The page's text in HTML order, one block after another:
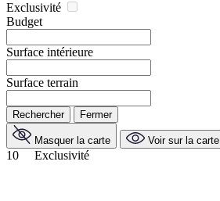
Exclusivité
Budget
Surface intérieure
Surface terrain
Rechercher Fermer
Masquer la carte Voir sur la carte
10 Exclusivité